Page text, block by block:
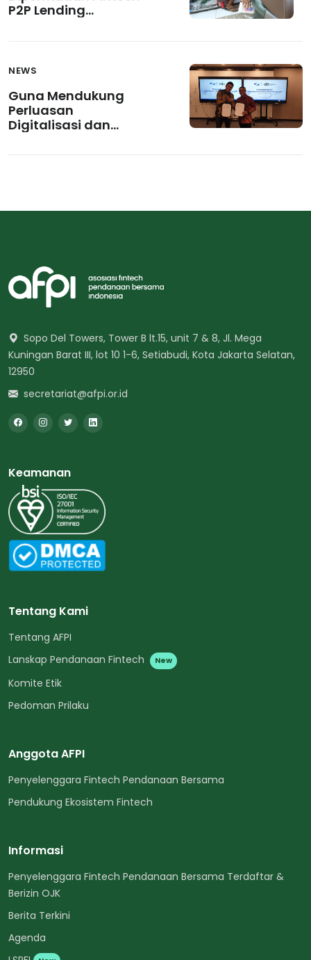
P2P Lending
NEWS
Guna Mendukung
Perluasan
Digitalisasi dan
Sama
Sopo Del Towers, Tower B lt.15, unit 7 & 8, Jl. Mega
Kuningan Barat III, lot 10 1-6, Setiabudi, Kota Jakarta Selatan,
12950
secretariat@afpi.or.id
Keamanan
Tentang Kami
Tentang AFPI
Lanskap Pendanaan Fintech
New
Komite Etik
Pedoman Prilaku
Anggota AFPI
Penyelenggara Fintech Pendanaan Bersama
Pendukung Ekosistem Fintech
Informasi
Penyelenggara Fintech Pendanaan Bersama Terdaftar &
Berizin OJK
Berita Terkini
Agenda